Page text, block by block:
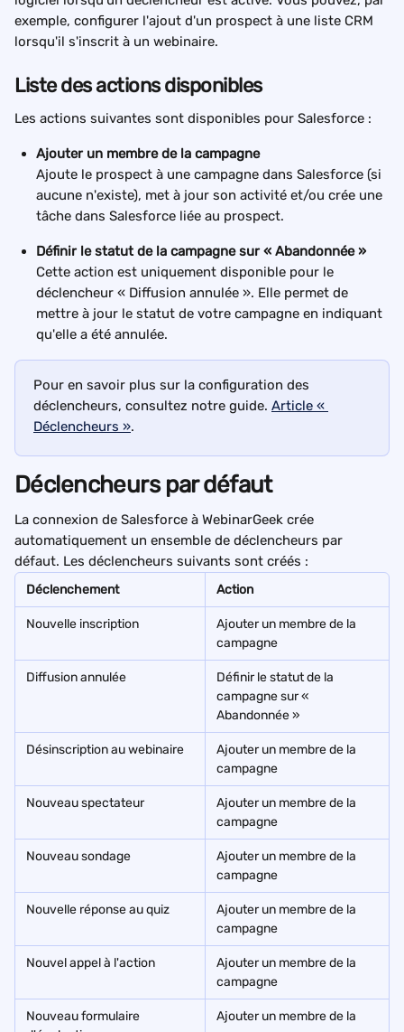
exemple, configurer l'ajout d'un prospect à une liste CRM
lorsqu'il s'inscrit à un webinaire.
Liste des actions disponibles
Les actions suivantes sont disponibles pour Salesforce :
Ajouter un membre de la campagne
Ajoute le prospect à une campagne dans Salesforce (si
aucune n'existe), met à jour son activité et/ou crée une
tâche dans Salesforce liée au prospect.
Définir le statut de la campagne sur « Abandonnée »
Cette action est uniquement disponible pour le
déclencheur « Diffusion annulée ». Elle permet de
mettre à jour le statut de votre campagne en indiquant
qu'elle a été annulée.
Pour en savoir plus sur la configuration des
déclencheurs, consultez notre guide. Article «
Déclencheurs ».
Déclencheurs par défaut
La connexion de Salesforce à WebinarGeek crée
automatiquement un ensemble de déclencheurs par
défaut. Les déclencheurs suivants sont créés :
Déclenchement Action
Nouvelle inscription
Ajouter un membre de la
campagne
Diffusion annulée
Définir le statut de la
campagne sur «
Abandonnée »
Désinscription au webinaire
Ajouter un membre de la
campagne
Nouveau spectateur
Ajouter un membre de la
campagne
Nouveau sondage
Ajouter un membre de la
campagne
Nouvelle réponse au quiz
Ajouter un membre de la
campagne
Nouvel appel à l'action
Ajouter un membre de la
campagne
Nouveau formulaire
Ajouter un membre de la